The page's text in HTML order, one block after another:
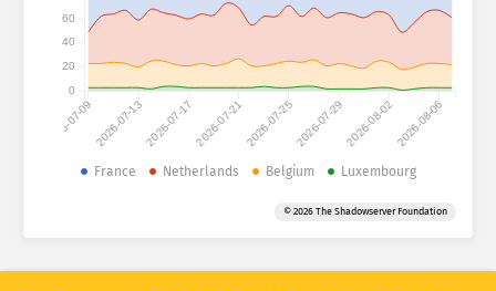
అటాక్ స్టాటిస్టిక్స్: డివైసెస్
సహాయం
దేశాలు
సెట్ చేసిన డేటా
దేశం ట్యాగ్
2026-07-092026-07-132026-07-17 2026-07-212026-07-252026-07-292026-08-022026-08-06
0
20
40
60
France Netherlands Belgium Luxembourg
© 2026 The Shadowserver Foundation